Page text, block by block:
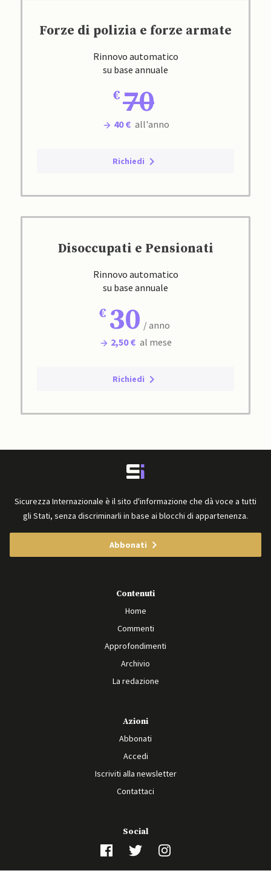
Forze di polizia e forze armate
Rinnovo automatico
su base annuale
70
40 € all'anno
Richiedi
Disoccupati e Pensionati
Rinnovo automatico
su base annuale
30 / anno
2,50 € al mese
Richiedi
Sicurezza Internazionale è il sito d'informazione che dà voce a tutti
gli Stati, senza discriminarli in base ai blocchi di appartenenza.
Abbonati
Contenuti
Home
Commenti
Approfondimenti
Archivio
La redazione
Azioni
Abbonati
Accedi
Iscriviti alla newsletter
Contattaci
Social